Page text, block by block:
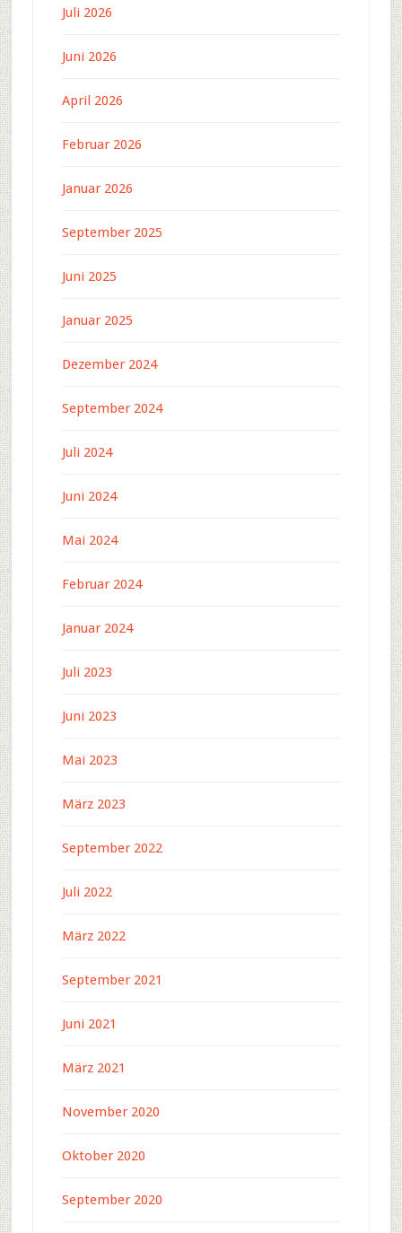
Juli 2026
Juni 2026
April 2026
Februar 2026
Januar 2026
September 2025
Juni 2025
Januar 2025
Dezember 2024
September 2024
Juli 2024
Juni 2024
Mai 2024
Februar 2024
Januar 2024
Juli 2023
Juni 2023
Mai 2023
März 2023
September 2022
Juli 2022
März 2022
September 2021
Juni 2021
März 2021
November 2020
Oktober 2020
September 2020